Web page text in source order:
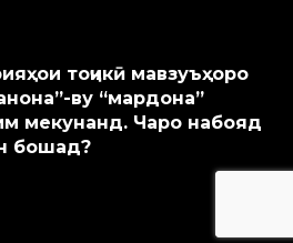
тоҷикӣ мавзуъҳоро
ву “мардона”
мекунанд. Чаро набояд
бошад?